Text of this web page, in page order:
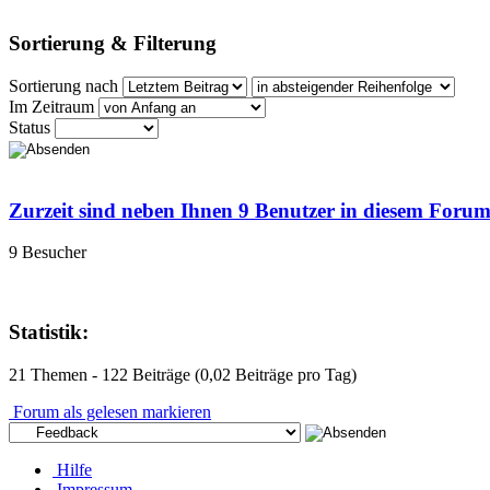
Sortierung & Filterung
Sortierung nach
Im Zeitraum
Status
Zurzeit sind neben Ihnen 9 Benutzer in diesem
9 Besucher
Statistik:
21 Themen - 122 Beiträge (0,02 Beiträge pro Tag)
Forum als gelesen markieren
Hilfe